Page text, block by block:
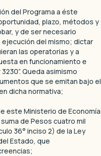
del Programa a éste
plazo, métodos y
y de ser necesario
del mismo; dictar
las operatorias y a
en funcionamiento e
Queda asimismo
que se emitan bajo el
dicha normativa;
este Ministerio de Economía
de Pesos cuatro mil
36° inciso 2) de la Ley
Estado, que